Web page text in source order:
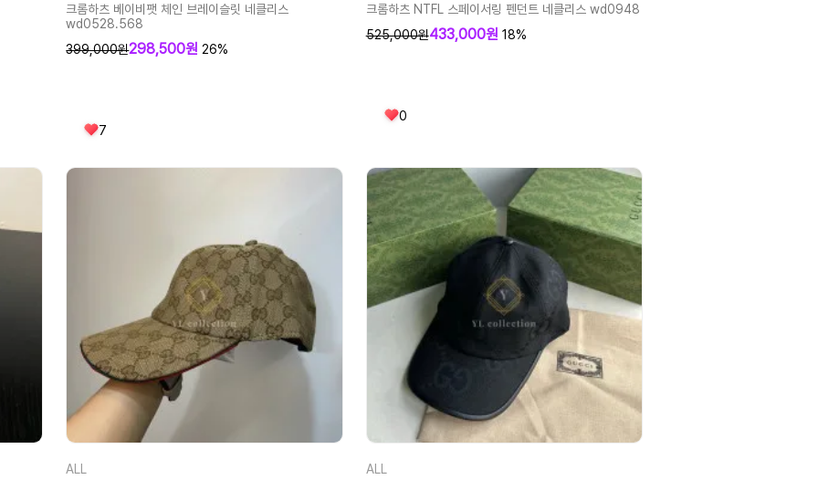
크롬하츠 베이비팻 체인 브레이슬릿 네클리스
wd0528.568
399,000원298,500원 26%
7
크롬하츠 NTFL 스페이서링 펜던트 네클리스 wd0948
525,000원433,000원 18%
0
ALL ALL